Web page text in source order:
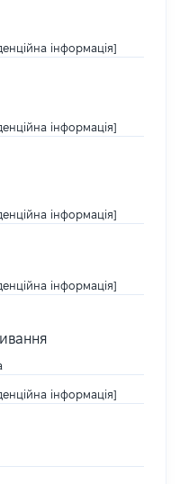
інформація]
інформація]
інформація]
інформація]
інформація]